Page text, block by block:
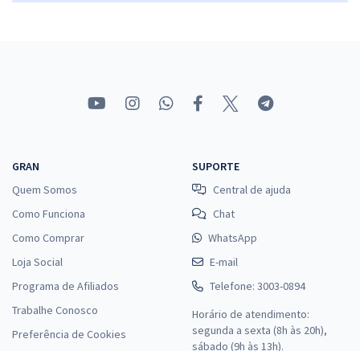
GRAN
Quem Somos
Como Funciona
Como Comprar
Loja Social
Programa de Afiliados
Trabalhe Conosco
Preferência de Cookies
SUPORTE
Central de ajuda
Chat
WhatsApp
E-mail
Telefone: 3003-0894
Horário de atendimento:
segunda a sexta (8h às 20h),
sábado (9h às 13h).